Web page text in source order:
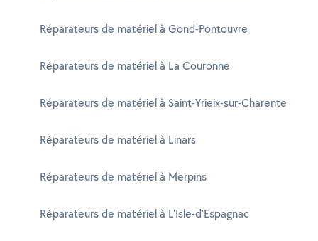
Réparateurs de matériel à Gond-Pontouvre
Réparateurs de matériel à La Couronne
Réparateurs de matériel à Saint-Yrieix-sur-Charente
Réparateurs de matériel à Linars
Réparateurs de matériel à Merpins
Réparateurs de matériel à L'Isle-d'Espagnac